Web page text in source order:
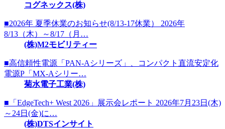
コグネックス(株)
■2026年 夏季休業のお知らせ(8/13-17休業） 2026年
8/13（木）～8/17（月…
(株)M2モビリティー
■高信頼性電源「PAN-Aシリーズ」、コンパクト直流安定化
電源P「MX-Aシリー…
菊水電子工業(株)
■「EdgeTech+ West 2026」展示会レポート 2026年7月23日(木)
～24日(金)に…
(株)DTSインサイト